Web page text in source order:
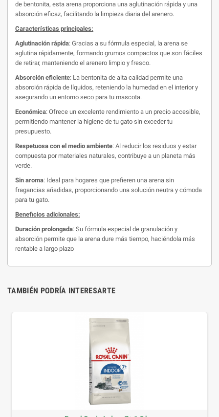
de bentonita, esta arena proporciona una aglutinación rápida y una
absorción eficaz, facilitando la limpieza diaria del arenero.
Características principales:
Aglutinación rápida: Gracias a su fórmula especial, la arena se
aglutina rápidamente, formando grumos compactos que son fáciles
de retirar, manteniendo el arenero limpio y fresco.
Absorción eficiente: La bentonita de alta calidad permite una
absorción rápida de líquidos, reteniendo la humedad en el interior y
asegurando un entorno seco para tu mascota.
Económica: Ofrece un excelente rendimiento a un precio accesible,
permitiendo mantener la higiene de tu gato sin exceder tu
presupuesto.
Respetuosa con el medio ambiente: Al reducir los residuos y estar
compuesta por materiales naturales, contribuye a un planeta más
verde.
Sin aroma: Ideal para hogares que prefieren una arena sin
fragancias añadidas, proporcionando una solución neutra y cómoda
para tu gato.
Beneficios adicionales:
Duración prolongada: Su fórmula especial de granulación y
absorción permite que la arena dure más tiempo, haciéndola más
rentable a largo plazo
TAMBIÉN PODRÍA INTERESARTE